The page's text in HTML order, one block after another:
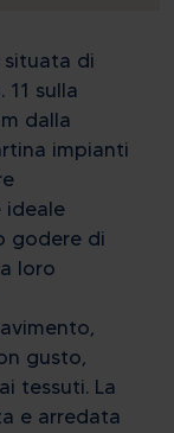
situata di
sulla
dalla
impianti
ideale
godere di
loro
gusto,
tessuti. La
e arredata